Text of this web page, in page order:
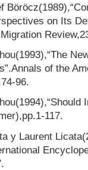
on Its
of the
96.
117.
y Laurent